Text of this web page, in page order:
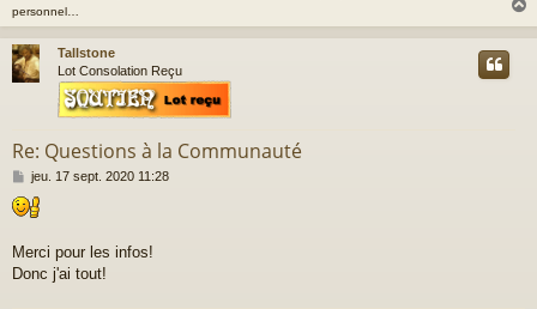
personnel…
a
Tallstone
Lot Consolation Reçu
Re: Questions à la Communauté
M
e
s
a
e
jeu. 17 sept. 2020 11:28
Merci pour les infos!
Donc j'ai tout!